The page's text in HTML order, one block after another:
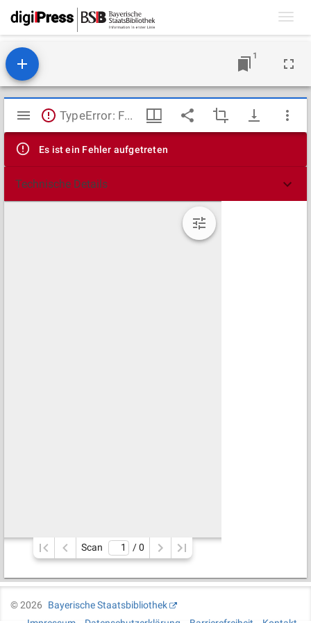
1
Mirador
Viewer
TypeError: Failed to fetch
Es ist ein Fehler aufgetreten
Technische Details
Scan / 0
©2026
Bayerische Staatsbibliothek